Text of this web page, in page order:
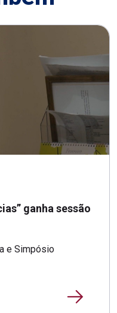
ganha sessão
e Simpósio